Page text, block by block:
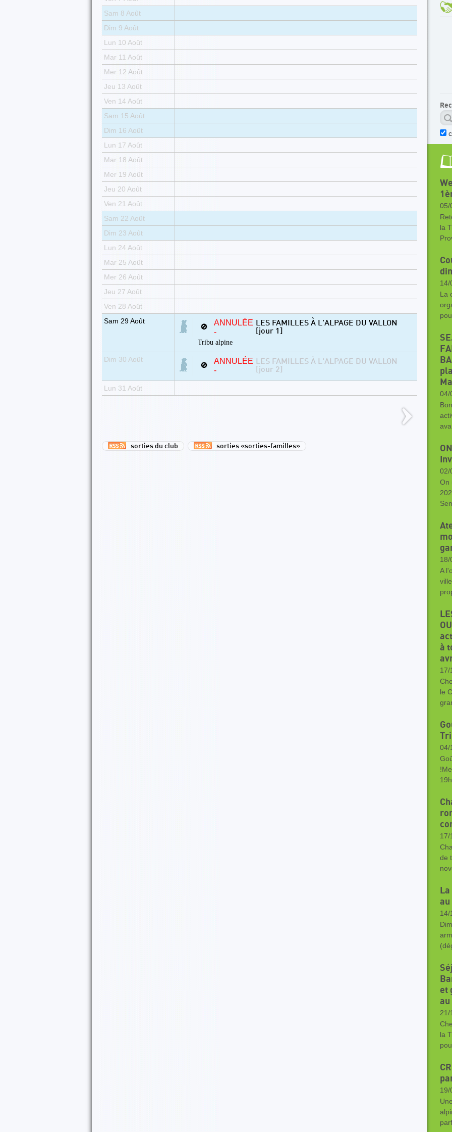
Sam 8 Août
Dim 9 Août
Lun 10 Août
Mar 11 Août
Mer 12 Août
Jeu 13 Août
Ven 14 Août
Sam 15 Août
Dim 16 Août
Lun 17 Août
Mar 18 Août
Mer 19 Août
Jeu 20 Août
Ven 21 Août
Sam 22 Août
Dim 23 Août
Lun 24 Août
Mar 25 Août
Mer 26 Août
Jeu 27 Août
Ven 28 Août
Sam 29 Août
🚫
ANNULÉE
-
LES FAMILLES À L'ALPAGE DU VALLON
[jour 1]
Tribu alpine
Dim 30 Août
🚫
ANNULÉE
-
LES FAMILLES À L'ALPAGE DU VALLON
[jour 2]
Lun 31 Août
sorties du club sorties «sorties-familles»
05/
la
La
04/
02/
On
A
à
le
04/
de
au
et
au
la